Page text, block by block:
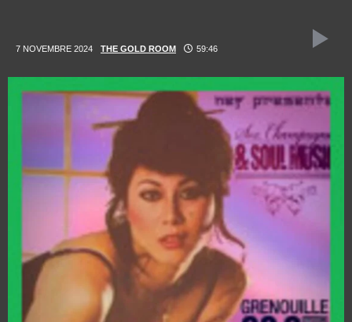
7 NOVEMBRE 2024 THE GOLD ROOM 59:46